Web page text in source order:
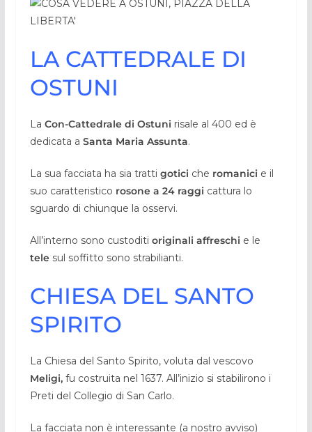
LA CATTEDRALE DI
OSTUNI
La Con-Cattedrale di Ostuni risale al 400 ed è
dedicata a Santa Maria Assunta.
La sua facciata ha sia tratti gotici che romanici e il
suo caratteristico rosone a 24 raggi cattura lo
sguardo di chiunque la osservi.
All’interno sono custoditi originali affreschi e le
telesul soffitto sono strabilianti.
CHIESA DEL SANTO
SPIRITO
La Chiesa del Santo Spirito, voluta dal vescovo
Meligi,fu costruita nel 1637. All’inizio si stabilirono i
Preti del Collegio di San Carlo.
La facciata non è interessante (a nostro avviso)